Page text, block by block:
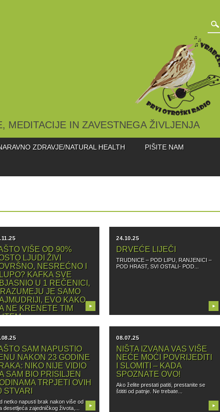
MEDITACIJE IN ZAVESTNEGA ŽIVLJENJA
ZDRAVJE/NATURAL HEALTH PIŠITE NAM
VIŠE OD 90%
LJUDI ŽIVI
NESREĆNO I
KAFKA SVE
U 1 REČENICI,
JE SAMO
EVO KAKO
NE KRENETE TIM
Kafka se u mnogim svojim delima
▶
24.10.25
DRVEĆE LIJEČI
TRUDNICE – POD LIPU, RANJENICI –
POD HRAST, SVI OSTALI- POD...
▶
SAM NAPUSTIO
NAKON 23 GODINE
NIKO NIJE VIDIO
SAM BIO PRISILJEN
TRPJETI OVIH
STVARI
netko napusti brak nakon više od
desetljeća zajedničkog života,...
▶
08.07.25
NIŠTA IZVANA VAS VIŠE
NEĆE MOĆI POVRIJEDITI
I SLOMITI – KADA
SPOZNATE OVO!
Ako želite prestati patiti, prestanite se
štititi od patnje. Ne trebate...
▶